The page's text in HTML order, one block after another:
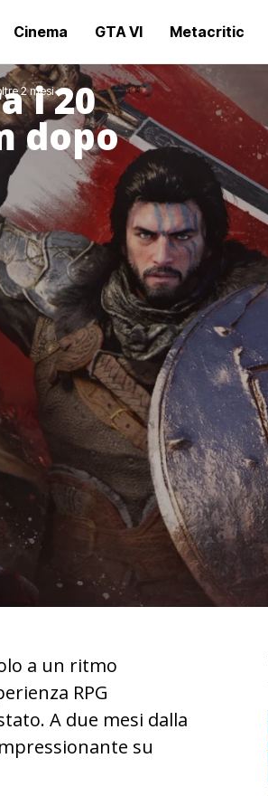
Cinema GTA VI Metacritic
2 mesi
i 20
dopo
a un ritmo
RPG
A due mesi dalla
su